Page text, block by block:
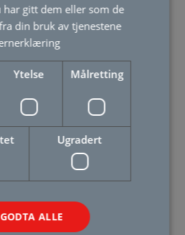
lurt å snakke med oss
35 prosent av
maksimalt 10.000 kroner,
styringssystemer
gitt dem eller som de
din bruk av tjenestene
Ytelse Målretting
Ugradert
GODTA ALLE